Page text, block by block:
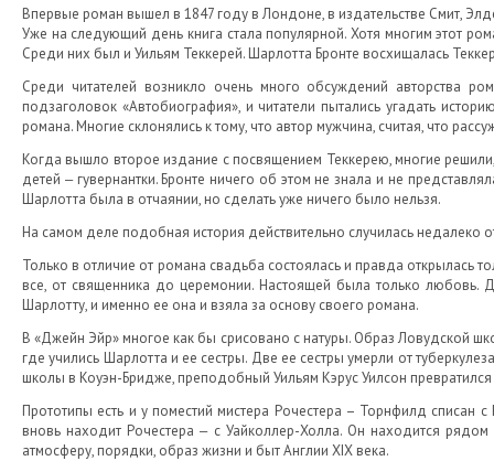
Впервые роман вышел в 1847 году в Лондоне, в издательстве Смит,
Уже на следующий день книга стала популярной. Хотя многим этот
Среди них был и Уильям Теккерей. Шарлотта Бронте восхищалась
Среди читателей возникло очень много обсуждений авторства
подзаголовок «Автобиография», и читатели пытались угадать
романа. Многие склонялись к тому, что автор мужчина, считая, что
Когда вышло второе издание с посвящением Теккерею, многие
детей ‒ гувернантки. Бронте ничего об этом не знала и не
Шарлотта была в отчаянии, но сделать уже ничего было нельзя.
На самом деле подобная история действительно случилась недалеко
Только в отличие от романа свадьба состоялась и правда открылась
все, от священника до церемонии. Настоящей была только любовь.
Шарлотту, и именно ее она и взяла за основу своего романа.
В «Джейн Эйр» многое как бы срисовано с натуры. Образ Ловудской
где учились Шарлотта и ее сестры. Две ее сестры умерли от
школы в Коуэн-Бридже, преподобный Уильям Кэрус Уилсон
Прототипы есть и у поместий мистера Рочестера – Торнфилд
вновь находит Рочестера ‒ с Уайколлер-Холла. Он находится
атмосферу, порядки, образ жизни и быт Англии XIX века.